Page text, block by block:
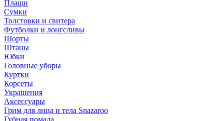
Плащи
Сумки
Толстовки и свитера
Футболки и лонгсливы
Шорты
Штаны
Юбки
Головные уборы
Куртки
Корсеты
Украшения
Аксессуары
Грим для лица и тела Snazaroo
Губная помада